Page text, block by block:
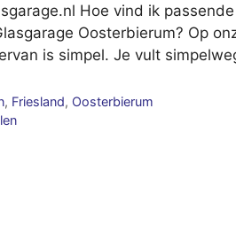
Hoe vind ik
Oosterbierum? Op
is simpel. Je vult
, Friesland, Oosterbierum